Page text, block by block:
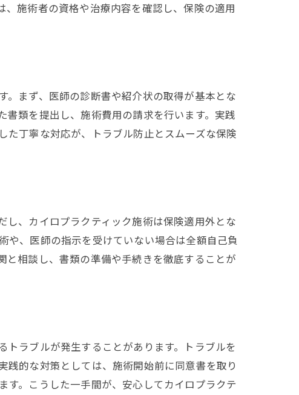
施術者の資格や治療内容を確認し、保険の適用
まず、医師の診断書や紹介状の取得が基本とな
類を提出し、施術費用の請求を行います。実践
た丁寧な対応が、トラブル防止とスムーズな保険
、カイロプラクティック施術は保険適用外とな
や、医師の指示を受けていない場合は全額自己負
相談し、書類の準備や手続きを徹底することが
ラブルが発生することがあります。トラブルを
的な対策としては、施術開始前に同意書を取り
。こうした一手間が、安心してカイロプラクテ